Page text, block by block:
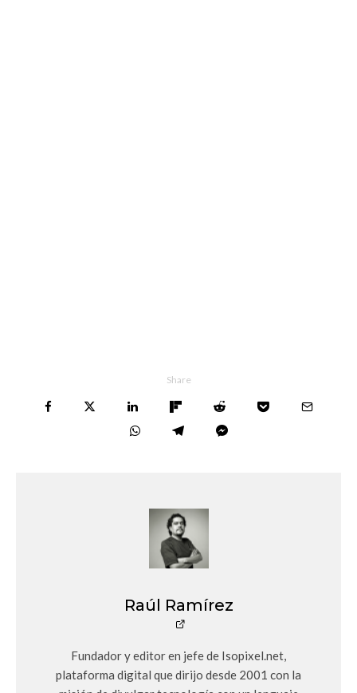
Share
Raúl Ramírez
Fundador y editor en jefe de Isopixel.net,
plataforma digital que dirijo desde 2001 con la